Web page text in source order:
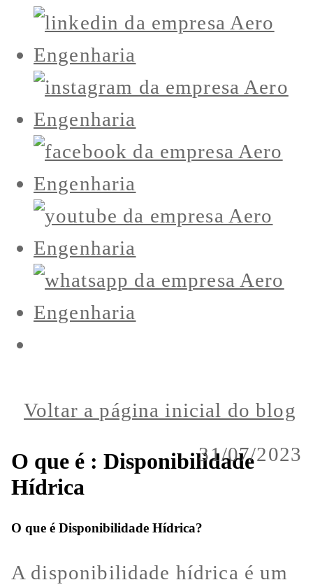
31/07/2023
Voltar a página inicial do blog
O que é : Disponibilidade
Hídrica
O que é Disponibilidade Hídrica?
A disponibilidade hídrica é um